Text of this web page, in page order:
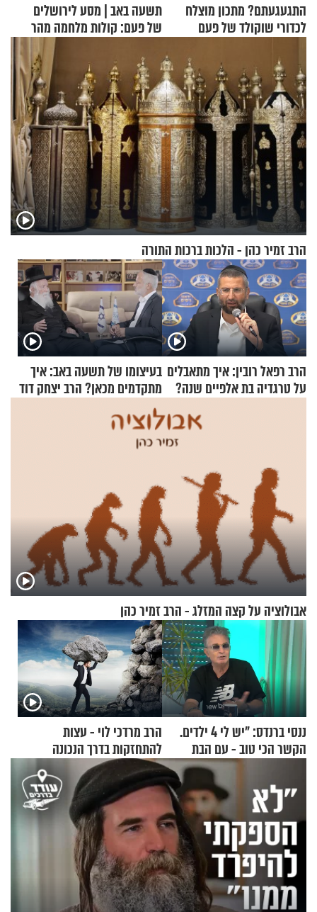
התגעגעתם? מתכון מוצלח
לכדורי שוקולד של פעם
תשעה באב | מסע לירושלים
של פעם: קולות מלחמה מהר
הרב זמיר כהן - הלכות ברכות התורה
הרב רפאל רובין: איך מתאבלים
על טרגדיה בת אלפיים שנה?
בעיצומו של תשעה באב: איך
מתקדמים מכאן? הרב יצחק דוד
גרוסמן בשיחה מיוחדת
אבולוציה על קצה המזלג - הרב זמיר כהן
ננסי ברנדס: "יש לי 4 ילדים.
הקשר הכי טוב - עם הבת
הרב מרדכי לוי - עצות
להתחזקות בדרך הנכונה